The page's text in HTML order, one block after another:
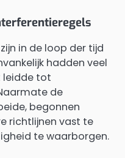
in de loop der tijd
hadden veel
leidde tot
de
begonnen
richtlijnen vast te
te waarborgen.